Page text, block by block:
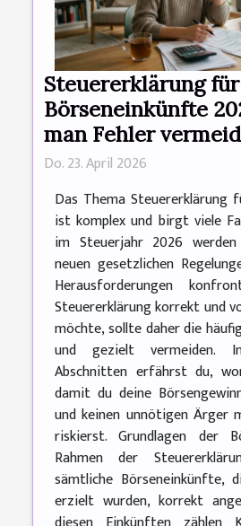
Steuererklärung für
Börseneinkünfte
man Fehler
Do. 23. April 2026
Das Thema Steuererklärung
ist komplex und birgt viele
im Steuerjahr 2026
neuen gesetzlichen
Herausforderungen
Steuererklärung korrekt und
möchte, sollte daher die
und gezielt vermeiden.
Abschnitten erfährst du,
damit du deine
und keinen unnötigen Ärger
riskierst. Grundlagen der
Rahmen der
sämtliche Börseneinkünfte,
erzielt wurden, korrekt